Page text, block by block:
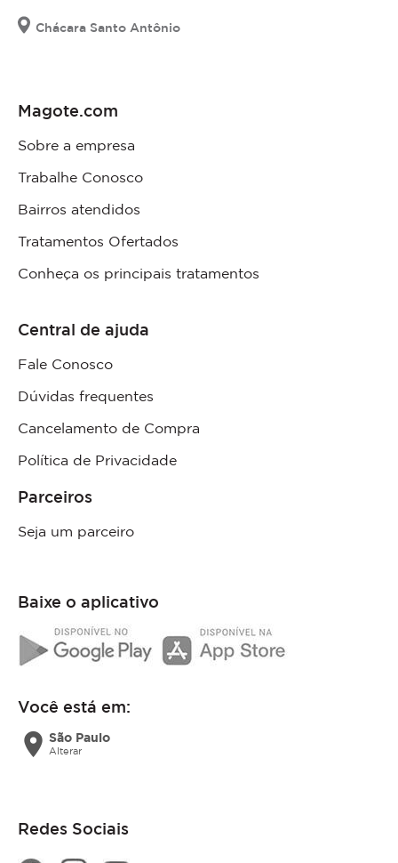
Chácara Santo Antônio
Magote.com
Sobre a empresa
Trabalhe Conosco
Bairros atendidos
Tratamentos Ofertados
Conheça os principais tratamentos
Central de ajuda
Fale Conosco
Dúvidas frequentes
Cancelamento de Compra
Política de Privacidade
Parceiros
Seja um parceiro
Baixe o aplicativo
Você está em:
location_on São Paulo
Alterar
Redes Sociais